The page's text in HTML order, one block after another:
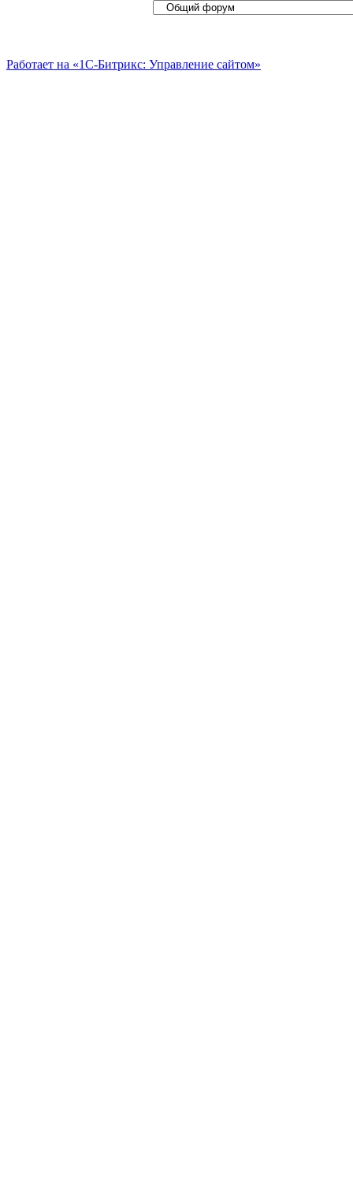
Работает на «1С-Битрикс: Управление сайтом»